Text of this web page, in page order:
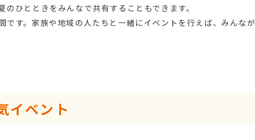
ひとときをみんなで共有することもできます。
す。家族や地域の人たちと一緒にイベントを行えば、みんなが
イベント